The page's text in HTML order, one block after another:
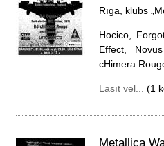
Rīga, klubs
Hocico,
Effect,
cHimera
Lasīt vēl... (1
Metallica